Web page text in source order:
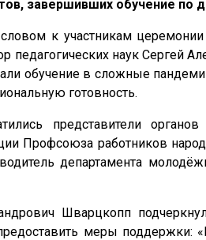
завершивших обучение по
к участникам
педагогических наук Сергей
обучение в сложные
готовность.
представители органов
Профсоюза работников
департамента
Шварцкопп
меры поддержки: